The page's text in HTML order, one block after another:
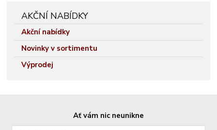
AKČNÍ NABÍDKY
Akční nabídky
Novinky v sortimentu
Výprodej
Ať vám nic neunikne